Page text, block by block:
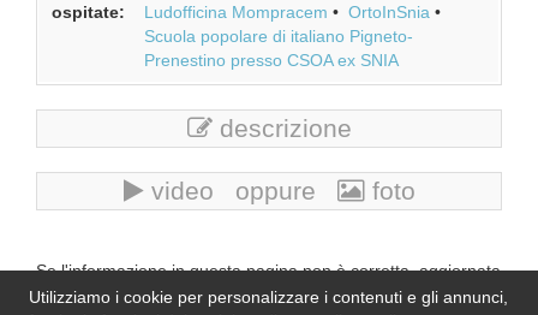
ospitate:
Ludofficina Mompracem
OrtoInSnia
Scuola popolare di italiano Pigneto-
Prenestino presso CSOA ex SNIA
descrizione
video oppure foto
Se l'informazione in questa pagina non è corretta, aggiornata
e completa,inviaci una nota. Grazie!
Utilizziamo i cookie per personalizzare i contenuti e gli annunci,